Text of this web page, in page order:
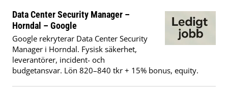
Data Center Security Manager –
Horndal – Google
Google rekryterar Data Center Security
Manager i Horndal. Fysisk säkerhet,
leverantörer, incident- och
budgetansvar. Lön 820–840 tkr + 15% bonus, equity.